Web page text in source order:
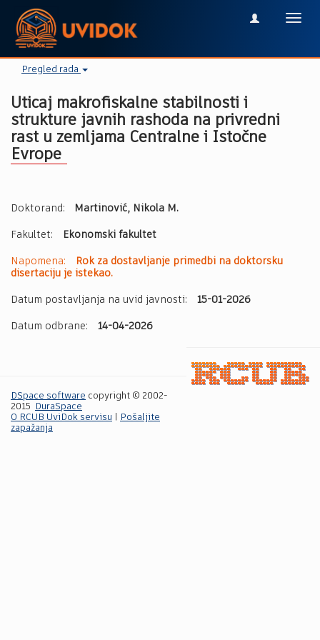
Pregled rada
Uticaj makrofiskalne stabilnosti i
strukture javnih rashoda na privredni
rast u zemljama Centralne i Istočne
Evrope
Doktorand: Martinović, Nikola M.
Fakultet: Ekonomski fakultet
Napomena:
Rok za dostavljanje primedbi na doktorsku
disertaciju je istekao.
Datum postavljanja na uvid javnosti: 15-01-2026
Datum odbrane: 14-04-2026
DSpace software copyright © 2002-
2015
DuraSpace
O RCUB UviDok servisu
Pošaljite
zapažanja